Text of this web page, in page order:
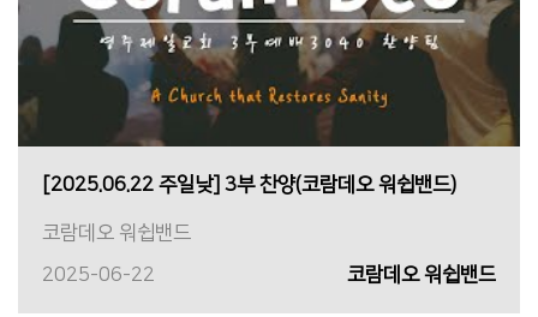
[2025.06.22 주일낮] 3부 찬양(코람데오 워쉽밴드)
코람데오 워쉽밴드
2025-06-22
코람데오 워쉽밴드